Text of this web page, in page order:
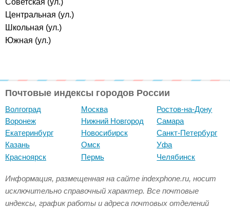
Центральная (ул.)
Школьная (ул.)
Южная (ул.)
Почтовые индексы городов России
Волгоград
Воронеж
Екатеринбург
Казань
Красноярск
Москва
Нижний Новгород
Новосибирск
Омск
Пермь
Ростов-на-Дону
Самара
Санкт-Петербург
Уфа
Челябинск
Информация, размещенная на сайте indexphone.ru, носит
исключительно справочный характер. Все почтовые
индексы, график работы и адреса почтовых отделений